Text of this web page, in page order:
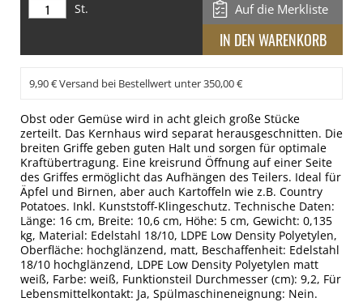
St. Auf die Merkliste
9,90 € Versand bei Bestellwert unter 350,00 €
Obst oder Gemüse wird in acht gleich große Stücke
zerteilt. Das Kernhaus wird separat herausgeschnitten. Die
breiten Griffe geben guten Halt und sorgen für optimale
Kraftübertragung. Eine kreisrund Öffnung auf einer Seite
des Griffes ermöglicht das Aufhängen des Teilers. Ideal für
Äpfel und Birnen, aber auch Kartoffeln wie z.B. Country
Potatoes. Inkl. Kunststoff-Klingeschutz. Technische Daten:
Länge: 16 cm, Breite: 10,6 cm, Höhe: 5 cm, Gewicht: 0,135
kg, Material: Edelstahl 18/10, LDPE Low Density Polyetylen,
Oberfläche: hochglänzend, matt, Beschaffenheit: Edelstahl
18/10 hochglänzend, LDPE Low Density Polyetylen matt
weiß, Farbe: weiß, Funktionsteil Durchmesser (cm): 9,2, Für
Lebensmittelkontakt: Ja, Spülmaschineneignung: Nein.